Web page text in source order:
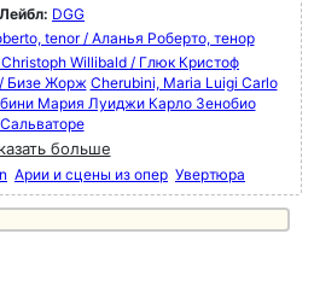
Лейбл: DGG
tenor / Аланья Роберто, тенор
Willibald / Глюк Кристоф
Бизе Жорж Cherubini, Maria Luigi Carlo
Мария Луиджи Карло Зенобио
Сальваторе
больше
Арии и сцены из опер Увертюра